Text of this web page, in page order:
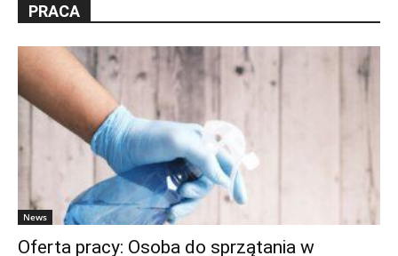
PRACA
News
Oferta pracy: Osoba do sprzątania w